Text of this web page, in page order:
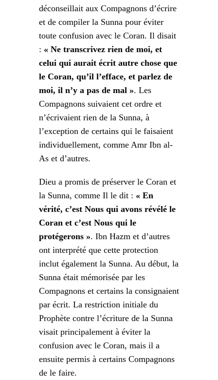
déconseillait aux Compagnons d’écrire
et de compiler la Sunna pour éviter
toute confusion avec le Coran. Il disait
: « Ne transcrivez rien de moi, et
celui qui aurait écrit autre chose que
le Coran, qu’il l’efface, et parlez de
moi, il n’y a pas de mal ». Les
Compagnons suivaient cet ordre et
n’écrivaient rien de la Sunna, à
l’exception de certains qui le faisaient
individuellement, comme Amr Ibn al-
As et d’autres.
Dieu a promis de préserver le Coran et
la Sunna, comme Il le dit : « En
vérité, c’est Nous qui avons révélé le
Coran et c’est Nous qui le
protégerons ». Ibn Hazm et d’autres
ont interprété que cette protection
inclut également la Sunna. Au début, la
Sunna était mémorisée par les
Compagnons et certains la consignaient
par écrit. La restriction initiale du
Prophète contre l’écriture de la Sunna
visait principalement à éviter la
confusion avec le Coran, mais il a
ensuite permis à certains Compagnons
de le faire.